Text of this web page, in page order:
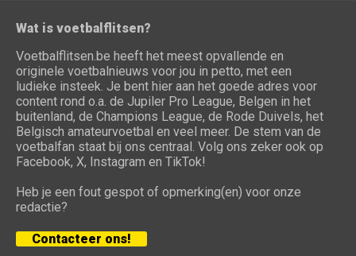
Wat is voetbalflitsen?
Voetbalflitsen.be heeft het meest opvallende en
originele voetbalnieuws voor jou in petto, met een
ludieke insteek. Je bent hier aan het goede adres voor
content rond o.a. de Jupiler Pro League, Belgen in het
buitenland, de Champions League, de Rode Duivels, het
Belgisch amateurvoetbal en veel meer. De stem van de
voetbalfan staat bij ons centraal. Volg ons zeker ook op
Facebook, X, Instagram en TikTok!
Heb je een fout gespot of opmerking(en) voor onze
redactie?
Contacteer ons!